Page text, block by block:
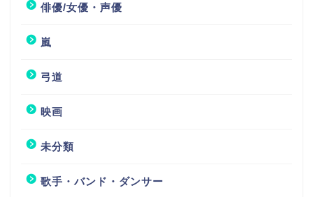
俳優/女優・声優
嵐
弓道
映画
未分類
歌手・バンド・ダンサー